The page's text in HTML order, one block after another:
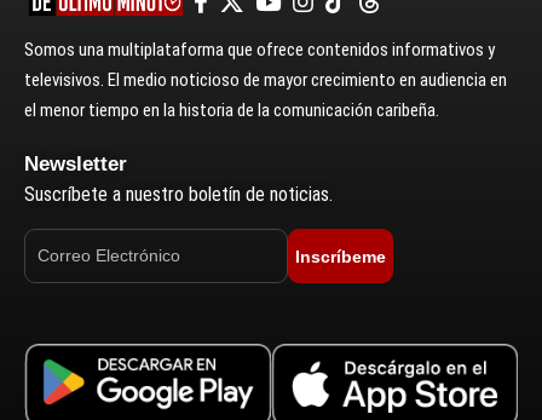
Somos una multiplataforma que ofrece contenidos informativos y
televisivos. El medio noticioso de mayor crecimiento en audiencia en
el menor tiempo en la historia de la comunicación caribeña.
Newsletter
Suscríbete a nuestro boletín de noticias.
Inscríbeme